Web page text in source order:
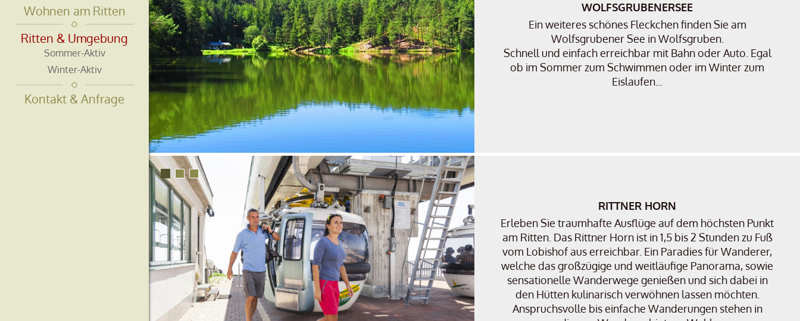
Wohnen am Ritten
Ritten & Umgebung
Sommer-Aktiv
Winter-Aktiv
Kontakt & Anfrage
WOLFSGRUBENERSEE
Ein weiteres schönes Fleckchen finden Sie am
Wolfsgrubener See in Wolfsgruben.
Schnell und einfach erreichbar mit Bahn oder Auto. Egal
ob im Sommer zum Schwimmen oder im Winter zum
Eislaufen...
RITTNER HORN
Erleben Sie traumhafte Ausflüge auf dem höchsten Punkt
am Ritten. Das Rittner Horn ist in 1,5 bis 2 Stunden zu Fuß
vom Lobishof aus erreichbar. Ein Paradies für Wanderer,
welche das großzügige und weitläufige Panorama, sowie
sensationelle Wanderwege genießen und sich dabei in
den Hütten kulinarisch verwöhnen lassen möchten.
Anspruchsvolle bis einfache Wanderungen stehen in